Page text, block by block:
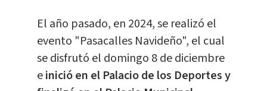
El año pasado, en 2024, se realizó el
evento "Pasacalles Navideño", el cual
se disfrutó el domingo 8 de diciembre
einició en el Palacio de los Deportes y